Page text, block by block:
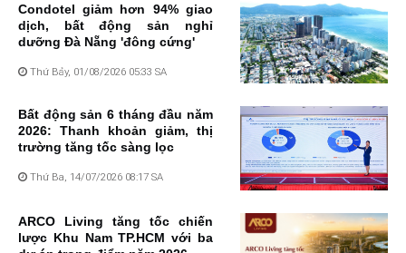
Condotel giảm hơn 94% giao
dịch, bất động sản nghỉ
dưỡng Đà Nẵng 'đông cứng'
Thứ Bảy, 01/08/2026 05:33 SA
Bất động sản 6 tháng đầu năm
2026: Thanh khoản giảm, thị
trường tăng tốc sàng lọc
Thứ Ba, 14/07/2026 08:17 SA
ARCO Living tăng tốc chiến
lược Khu Nam TP.HCM với ba